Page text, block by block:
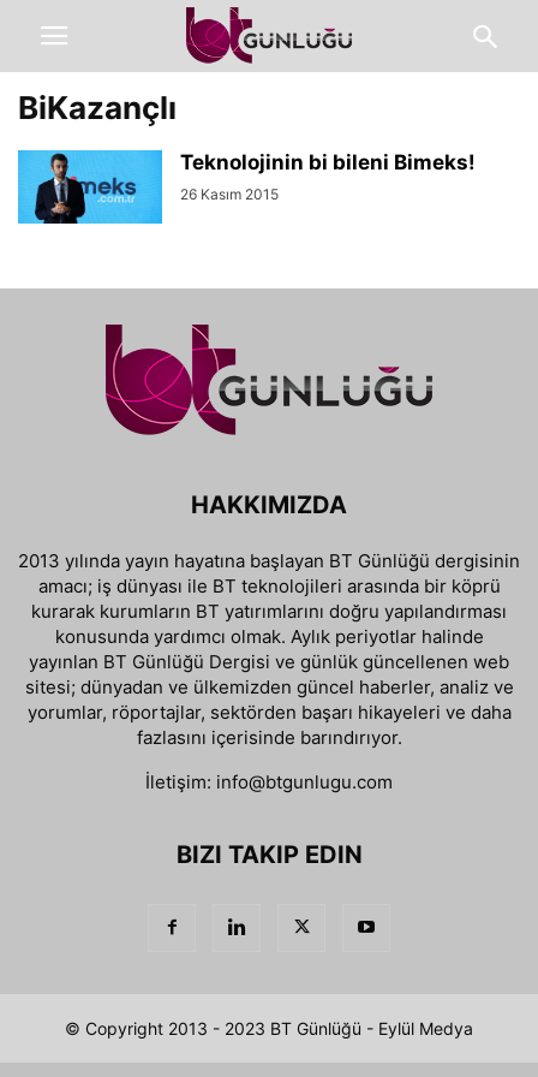
BiKazançlı
Teknolojinin bi bileni Bimeks!
26 Kasım 2015
HAKKIMIZDA
2013 yılında yayın hayatına başlayan BT Günlüğü dergisinin
amacı; iş dünyası ile BT teknolojileri arasında bir köprü
kurarak kurumların BT yatırımlarını doğru yapılandırması
konusunda yardımcı olmak. Aylık periyotlar halinde
yayınlan BT Günlüğü Dergisi ve günlük güncellenen web
sitesi; dünyadan ve ülkemizden güncel haberler, analiz ve
yorumlar, röportajlar, sektörden başarı hikayeleri ve daha
fazlasını içerisinde barındırıyor.
İletişim: info@btgunlugu.com
BIZI TAKIP EDIN
© Copyright 2013 - 2023 BT Günlüğü - Eylül Medya